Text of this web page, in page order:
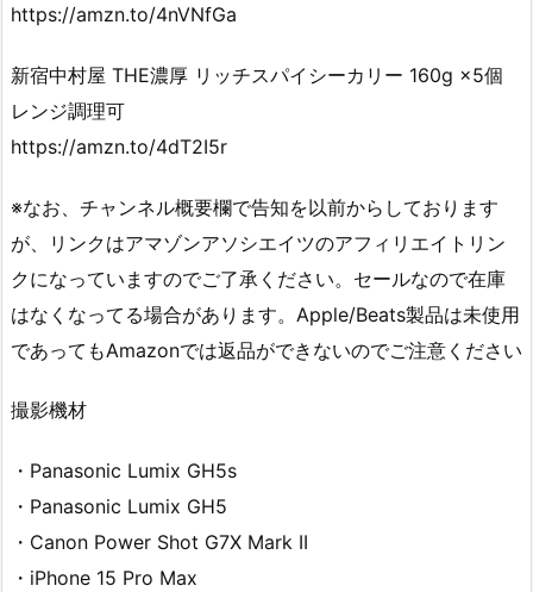
https://amzn.to/4nVNfGa
新宿中村屋 THE濃厚 リッチスパイシーカリー 160g ×5個
レンジ調理可
https://amzn.to/4dT2I5r
※なお、チャンネル概要欄で告知を以前からしております
が、リンクはアマゾンアソシエイツのアフィリエイトリン
クになっていますのでご了承ください。セールなので在庫
はなくなってる場合があります。Apple/Beats製品は未使用
であってもAmazonでは返品ができないのでご注意ください
撮影機材
・Panasonic Lumix GH5s
・Panasonic Lumix GH5
・Canon Power Shot G7X Mark II
・iPhone 15 Pro Max